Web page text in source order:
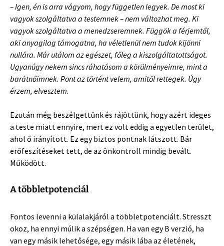
– Igen, én is arra vágyom, hogy független legyek. De most ki
vagyok szolgáltatva a testemnek – nem változhat meg. Ki
vagyok szolgáltatva a menedzseremnek. Függök a férjemtől,
aki anyagilag támogatna, ha véletlenül nem tudok kijönni
nullára. Már utálom az egészet, főleg a kiszolgáltatottságot.
Ugyanúgy nekem sincs ráhatásom a körülményeimre, mint a
barátnőimnek. Pont az történt velem, amitől rettegek. Úgy
érzem, elvesztem.
Ezután még beszélgettünk és rájöttünk, hogy azért ideges
a teste miatt ennyire, mert ez volt eddig a egyetlen terület,
ahol ő irányított. Ez egy biztos pontnak látszott. Bár
erőfeszítéseket tett, de az önkontroll mindig bevált.
Működött.
A többletpotenciál
Fontos levenni a külalakjáról a többletpotenciált. Stresszt
okoz, ha ennyi múlik a szépségen. Ha van egy B verzió, ha
van egy másik lehetősége, egy másik lába az életének,